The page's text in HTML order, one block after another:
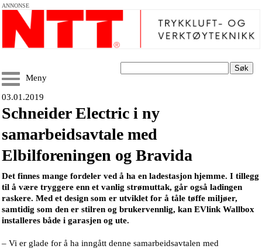
ANNONSE
Søk
Meny
03.01.2019
Schneider Electric i ny
samarbeidsavtale med
Elbilforeningen og Bravida
Det finnes mange fordeler ved å ha en ladestasjon hjemme. I tillegg
til å være tryggere enn et vanlig strømuttak, går også ladingen
raskere. Med et design som er utviklet for å tåle tøffe miljøer,
samtidig som den er stilren og brukervennlig, kan EVlink Wallbox
installeres både i garasjen og ute.
– Vi er glade for å ha inngått denne samarbeidsavtalen med